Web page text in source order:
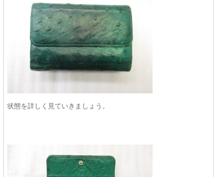
状態を詳しく見ていきましょう。